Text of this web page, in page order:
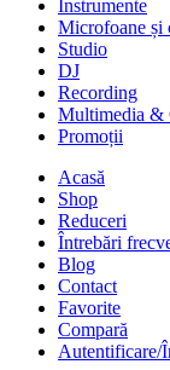
Instrumente
Microfoane și
Studio
DJ
Recording
Multimedia &
Promoții
Acasă
Shop
Reduceri
Întrebări
Blog
Contact
Favorite
Compară
Autentificare/